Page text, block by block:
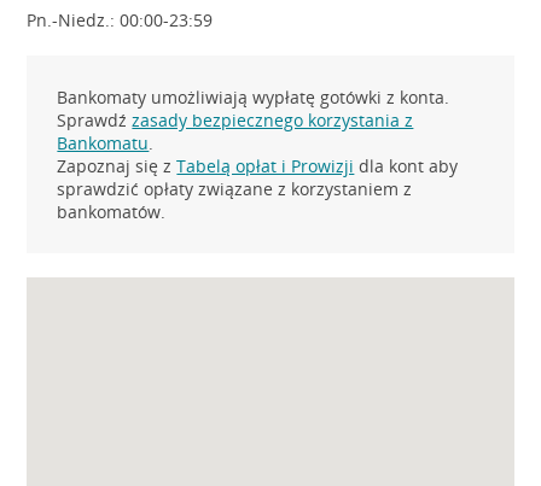
Pn.-Niedz.: 00:00-23:59
Bankomaty umożliwiają wypłatę gotówki z konta.
Sprawdźzasady bezpiecznego korzystania z
Bankomatu.
Zapoznaj się zTabelą opłat i Prowizji dla kont aby
sprawdzić opłaty związane z korzystaniem z
bankomatów.